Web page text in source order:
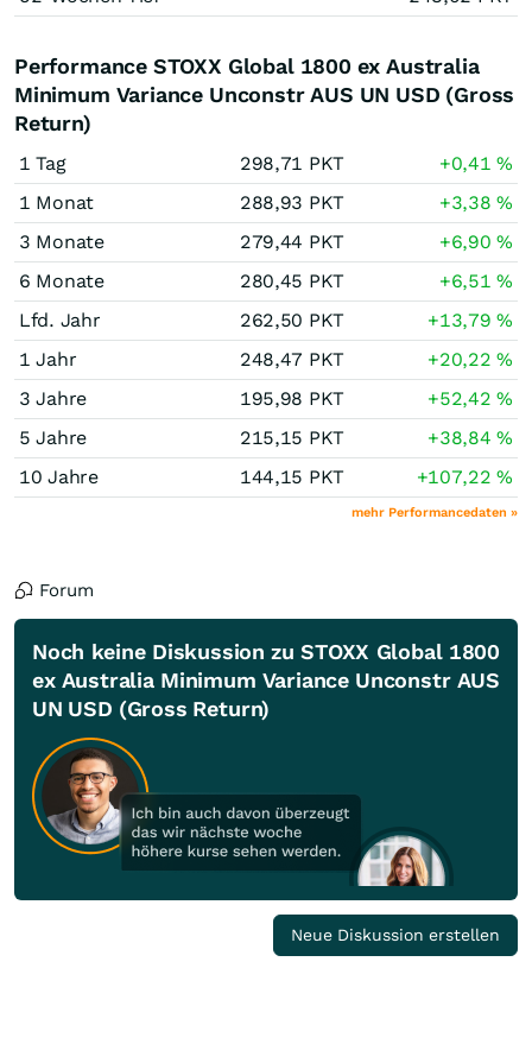
Performance STOXX Global 1800 ex Australia
Minimum Variance Unconstr AUS UN USD (Gross
Return)
1 Tag 298,71 PKT +0,41%
1 Monat
288,93 PKT +3,38%
3 Monate
279,44 PKT +6,90%
6 Monate
280,45 PKT +6,51%
Lfd. Jahr
262,50 PKT +13,79%
1 Jahr
248,47 PKT +20,22%
3 Jahre
195,98 PKT +52,42%
5 Jahre
215,15 PKT +38,84%
10 Jahre
144,15 PKT +107,22%
mehr Performancedaten »
Forum
Noch keine Diskussion zu STOXX Global 1800
ex Australia Minimum Variance Unconstr AUS
UN USD (Gross Return)
Neue Diskussion erstellen